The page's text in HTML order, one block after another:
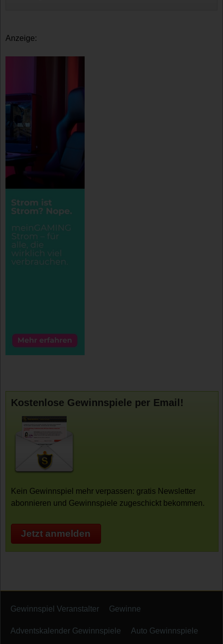
Anzeige:
Kostenlose Gewinnspiele per Email!
Kein Gewinnspiel mehr verpassen: gratis Newsletter
abonnieren und Gewinnspiele zugeschickt bekommen.
Jetzt anmelden
Gewinnspiel Veranstalter Gewinne
Adventskalender Gewinnspiele Auto Gewinnspiele